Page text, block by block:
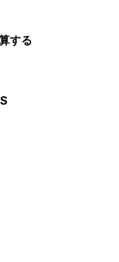
する